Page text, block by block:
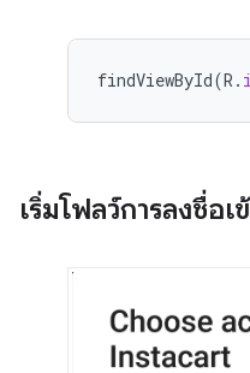
findViewById(R .
เริ่มโฟลว์การลงชื่อเ